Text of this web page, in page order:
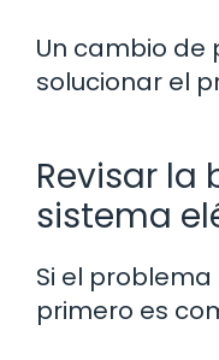
Un cambio de
solucionar el
Revisar la
sistema
Si el
primero es